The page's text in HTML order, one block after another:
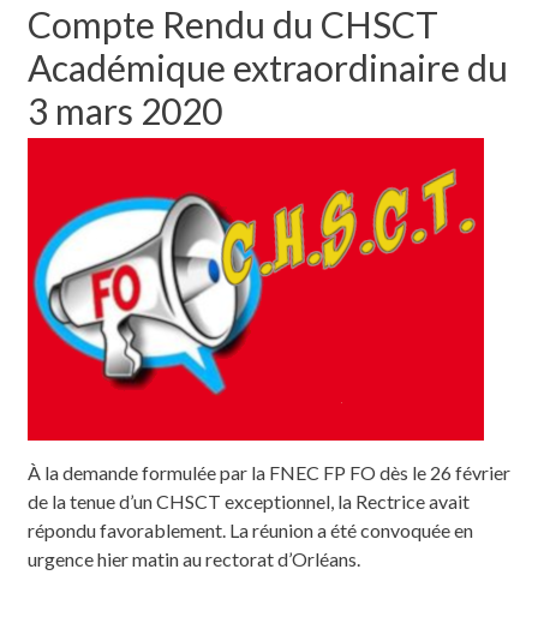
Compte Rendu du CHSCT
Académique extraordinaire du
3 mars 2020
À la demande formulée par la FNEC FP FO dès le 26 février
de la tenue d’un CHSCT exceptionnel, la Rectrice avait
répondu favorablement. La réunion a été convoquée en
urgence hier matin au rectorat d’Orléans.